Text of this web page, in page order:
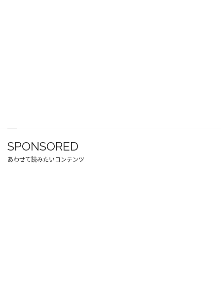
SPONSORED
あわせて読みたいコンテンツ